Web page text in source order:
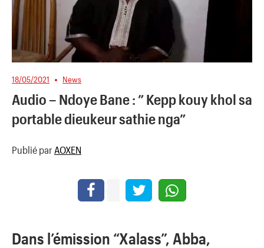
18/05/2021 News
Audio – Ndoye Bane : ” Kepp kouy khol sa
portable dieukeur sathie nga”
Publié par AOXEN
Dans l’émission “Xalass”, Abba,